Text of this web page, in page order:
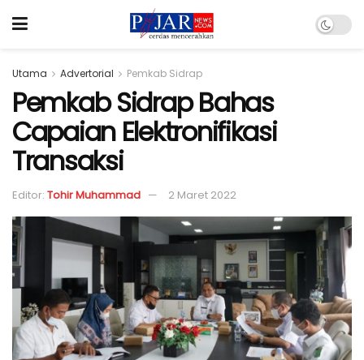
Utama Advertorial Pemkab Sidrap
Pemkab Sidrap Bahas
Capaian Elektronifikasi
Transaksi
Editor: Tohir Muhammad 2 Maret 2022